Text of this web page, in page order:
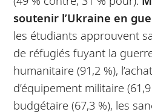
soutenir l’Ukraine en
les étudiants approuvent
de réfugiés fuyant la guerre
humanitaire (91,2 %),
d’équipement militaire (61,9
budgétaire (67,3 %), les